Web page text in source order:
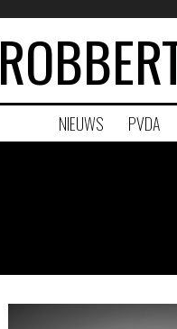
NIEUWS PVDA